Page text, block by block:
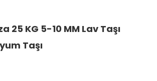
25 KG 5-10 MM Lav Taşı
Taşı